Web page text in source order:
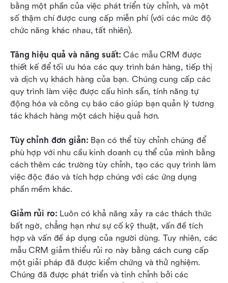
bằng một phần của việc phát triển tùy chỉnh, và một
số thậm chí được cung cấp miễn phí (với các mức độ
chức năng khác nhau, tất nhiên).
Tăng hiệu quả và năng suất: Các mẫu CRM được
thiết kế để tối ưu hóa các quy trình bán hàng, tiếp thị
và dịch vụ khách hàng của bạn. Chúng cung cấp các
quy trình làm việc được cấu hình sẵn, tính năng tự
động hóa và công cụ báo cáo giúp bạn quản lý tương
tác khách hàng một cách hiệu quả hơn.
Tùy chỉnh đơn giản: Bạn có thể tùy chỉnh chúng để
phù hợp với nhu cầu kinh doanh cụ thể của mình bằng
cách thêm các trường tùy chỉnh, tạo các quy trình làm
việc độc đáo và tích hợp chúng với các ứng dụng
phần mềm khác.
Giảm rủi ro: Luôn có khả năng xảy ra các thách thức
bất ngờ, chẳng hạn như sự cố kỹ thuật, vấn đề tích
hợp và vấn đề áp dụng của người dùng. Tuy nhiên, các
mẫu CRM giảm thiểu rủi ro này bằng cách cung cấp
một giải pháp đã được kiểm chứng và thử nghiệm.
Chúng đã được phát triển và tinh chỉnh bởi các